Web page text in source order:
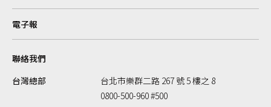
電子報
聯絡我們
台灣總部
台北市樂群二路 267 號 5 樓之 8
0800-500-960 #500